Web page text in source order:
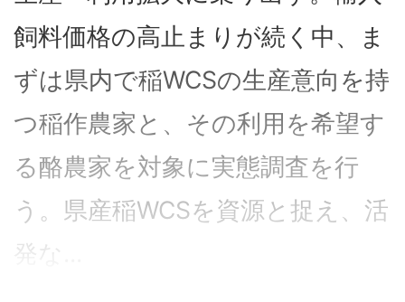
飼料価格の高止まりが続く中、ま
ずは県内で稲WCSの生産意向を持
つ稲作農家と、その利用を希望す
る酪農家を対象に実態調査を行
う。県産稲WCSを資源と捉え、活
発な...